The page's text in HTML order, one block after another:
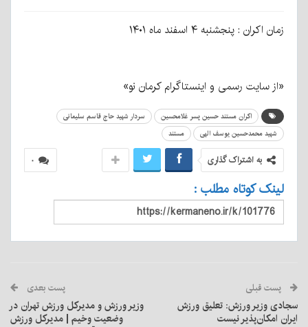
زمان اکران : پنجشنبه ۴ اسفند ماه ۱۴۰۱ ‌
«از سایت رسمی و اینستاگرام کرمان نو»
اکران مستند حسین پسر غلامحسین
سردار شهید حاج قاسم سلیمانی
شهید محمدحسین یوسف الهی
مستند
۰ به اشتراک گذاری
لینک کوتاه مطلب :
پست قبلی
سجادی وزیر ورزش: تعلیق ورزش
ایران امکان‌پذیر نیست
پست بعدی
وزیر ورزش و مدیرکل ورزش تهران در
وضعیت وخیم | مدیرکل ورزش